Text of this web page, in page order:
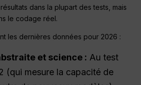
dans la plupart des tests, mais
le codage réel.
les dernières données pour 2026 :
et science : Au test
(qui mesure la capacité de